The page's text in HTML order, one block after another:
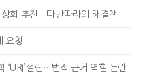
추진…다난따라와 해결책 모색
요청
‘URI’설립…법적 근거·역할 논란